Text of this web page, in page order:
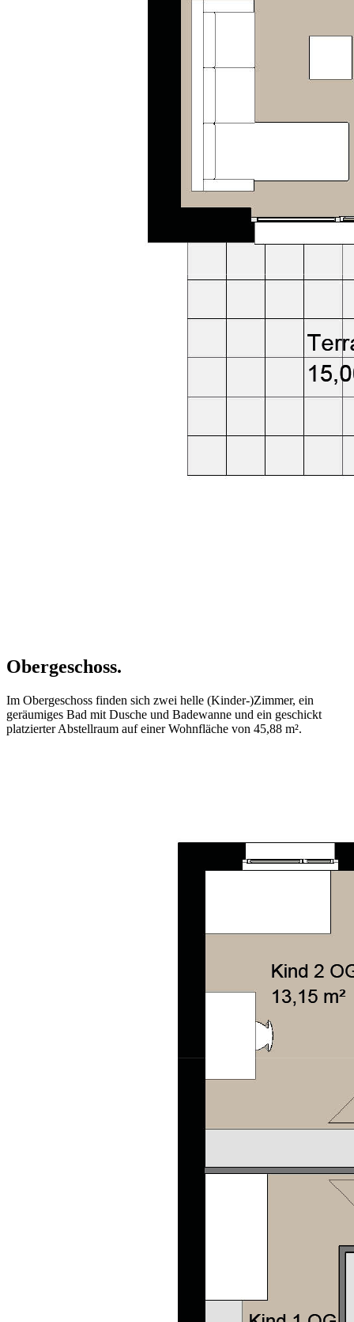
Obergeschoss.
Im Obergeschoss finden sich zwei helle (Kinder-)Zimmer, ein
geräumiges Bad mit Dusche und Badewanne und ein geschickt
platzierter Abstellraum auf einer Wohnfläche von 45,88 m².